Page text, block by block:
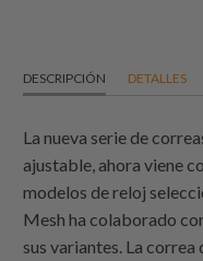
DESCRIPCIÓN DETALLES
La nueva serie de
ajustable, ahora viene
modelos de reloj
Mesh ha colaborado
sus variantes. La